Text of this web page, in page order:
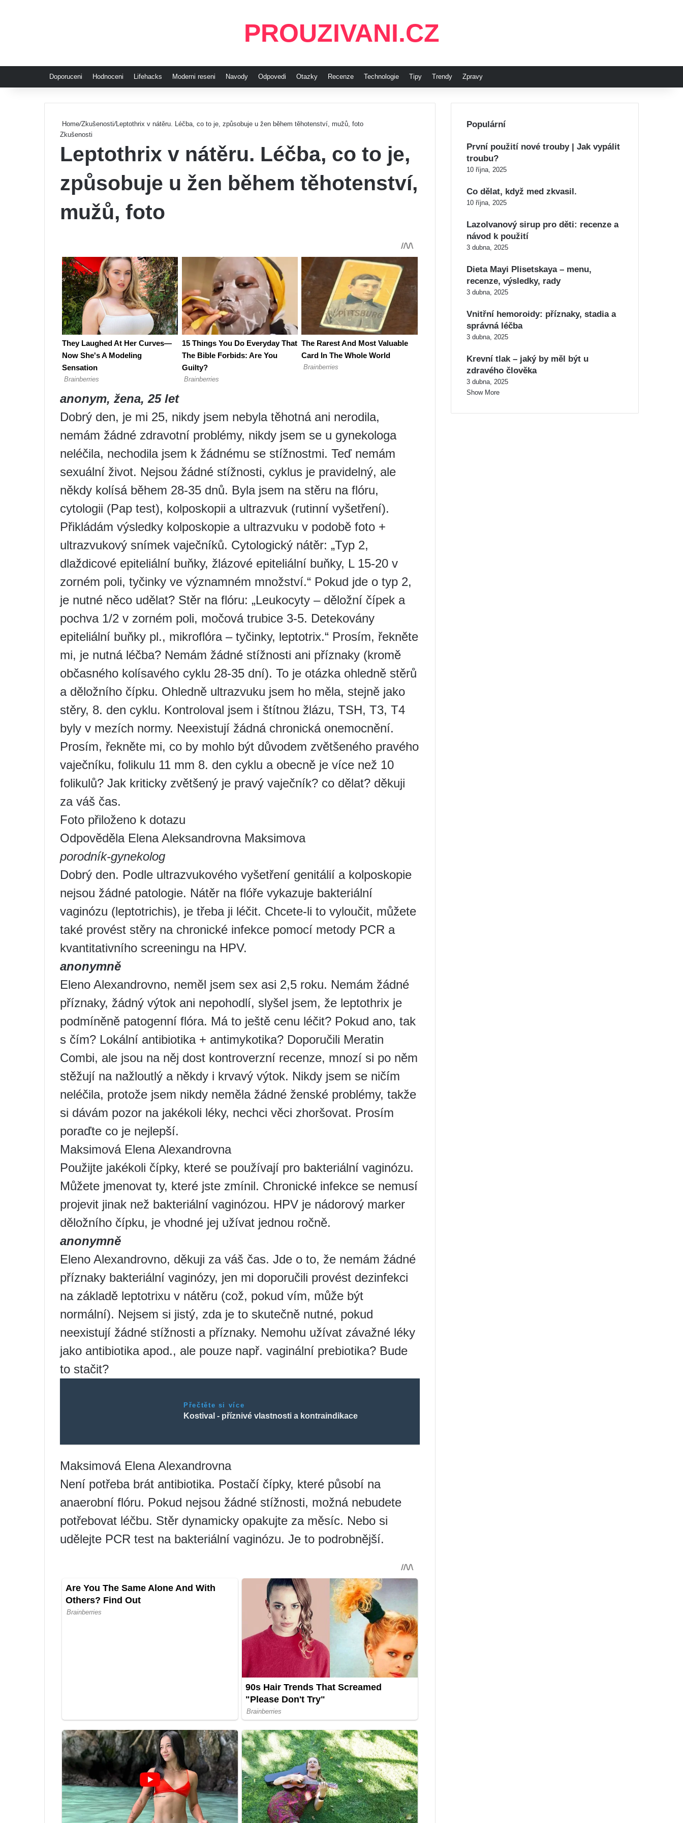
PROUZIVANI.CZ
Doporuceni Hodnoceni Lifehacks Moderni reseni Navody Odpovedi Otazky Recenze Technologie Tipy Trendy Zpravy
Home/Zkušenosti/Leptothrix v nátěru. Léčba, co to je, způsobuje u žen během těhotenství, mužů, foto
Zkušenosti
Leptothrix v nátěru. Léčba, co to je,
způsobuje u žen během těhotenství,
mužů, foto
anonym, žena, 25 let
Dobrý den, je mi 25, nikdy jsem nebyla těhotná ani nerodila,
nemám žádné zdravotní problémy, nikdy jsem se u gynekologa
neléčila, nechodila jsem k žádnému se stížnostmi. Teď nemám
sexuální život. Nejsou žádné stížnosti, cyklus je pravidelný, ale
někdy kolísá během 28-35 dnů. Byla jsem na stěru na flóru,
cytologii (Pap test), kolposkopii a ultrazvuk (rutinní vyšetření).
Přikládám výsledky kolposkopie a ultrazvuku v podobě foto +
ultrazvukový snímek vaječníků. Cytologický nátěr: „Typ 2,
dlaždicové epiteliální buňky, žlázové epiteliální buňky, L 15-20 v
zorném poli, tyčinky ve významném množství.“ Pokud jde o typ 2,
je nutné něco udělat? Stěr na flóru: „Leukocyty – děložní čípek a
pochva 1/2 v zorném poli, močová trubice 3-5. Detekovány
epiteliální buňky pl., mikroflóra – tyčinky, leptotrix.“ Prosím, řekněte
mi, je nutná léčba? Nemám žádné stížnosti ani příznaky (kromě
občasného kolísavého cyklu 28-35 dní). To je otázka ohledně stěrů
a děložního čípku. Ohledně ultrazvuku jsem ho měla, stejně jako
stěry, 8. den cyklu. Kontroloval jsem i štítnou žlázu, TSH, T3, T4
byly v mezích normy. Neexistují žádná chronická onemocnění.
Prosím, řekněte mi, co by mohlo být důvodem zvětšeného pravého
vaječníku, folikulu 11 mm 8. den cyklu a obecně je více než 10
folikulů? Jak kriticky zvětšený je pravý vaječník? co dělat? děkuji
za váš čas.
Foto přiloženo k dotazu
Odpověděla Elena Aleksandrovna Maksimova
porodník-gynekolog
Dobrý den. Podle ultrazvukového vyšetření genitálií a kolposkopie
nejsou žádné patologie. Nátěr na flóře vykazuje bakteriální
vaginózu (leptotrichis), je třeba ji léčit. Chcete-li to vyloučit, můžete
také provést stěry na chronické infekce pomocí metody PCR a
kvantitativního screeningu na HPV.
anonymně
Eleno Alexandrovno, neměl jsem sex asi 2,5 roku. Nemám žádné
příznaky, žádný výtok ani nepohodlí, slyšel jsem, že leptothrix je
podmíněně patogenní flóra. Má to ještě cenu léčit? Pokud ano, tak
s čím? Lokální antibiotika + antimykotika? Doporučili Meratin
Combi, ale jsou na něj dost kontroverzní recenze, mnozí si po něm
stěžují na nažloutlý a někdy i krvavý výtok. Nikdy jsem se ničím
neléčila, protože jsem nikdy neměla žádné ženské problémy, takže
si dávám pozor na jakékoli léky, nechci věci zhoršovat. Prosím
poraďte co je nejlepší.
Maksimová Elena Alexandrovna
Použijte jakékoli čípky, které se používají pro bakteriální vaginózu.
Můžete jmenovat ty, které jste zmínil. Chronické infekce se nemusí
projevit jinak než bakteriální vaginózou. HPV je nádorový marker
děložního čípku, je vhodné jej užívat jednou ročně.
anonymně
Eleno Alexandrovno, děkuji za váš čas. Jde o to, že nemám žádné
příznaky bakteriální vaginózy, jen mi doporučili provést dezinfekci
na základě leptotrixu v nátěru (což, pokud vím, může být
normální). Nejsem si jistý, zda je to skutečně nutné, pokud
neexistují žádné stížnosti a příznaky. Nemohu užívat závažné léky
jako antibiotika apod., ale pouze např. vaginální prebiotika? Bude
to stačit?
Přečtěte si více
Kostival - příznivé vlastnosti a kontraindikace
Maksimová Elena Alexandrovna
Není potřeba brát antibiotika. Postačí čípky, které působí na
anaerobní flóru. Pokud nejsou žádné stížnosti, možná nebudete
potřebovat léčbu. Stěr dynamicky opakujte za měsíc. Nebo si
udělejte PCR test na bakteriální vaginózu. Je to podrobnější.
Populární
První použití nové trouby | Jak vypálit
troubu?
10 října, 2025
Co dělat, když med zkvasil.
10 října, 2025
Lazolvanový sirup pro děti: recenze a
návod k použití
3 dubna, 2025
Dieta Mayi Plisetskaya – menu,
recenze, výsledky, rady
3 dubna, 2025
Vnitřní hemoroidy: příznaky, stadia a
správná léčba
3 dubna, 2025
Krevní tlak – jaký by měl být u
zdravého člověka
3 dubna, 2025
Show More